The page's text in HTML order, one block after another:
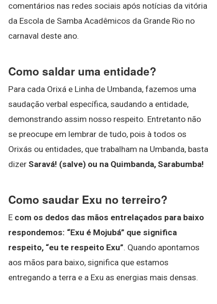
comentários nas redes sociais após notícias da vitória
da Escola de Samba Acadêmicos da Grande Rio no
carnaval deste ano.
Como saldar uma entidade?
Para cada Orixá e Linha de Umbanda, fazemos uma
saudação verbal específica, saudando a entidade,
demonstrando assim nosso respeito. Entretanto não
se preocupe em lembrar de tudo, pois à todos os
Orixás ou entidades, que trabalham na Umbanda, basta
dizer Saravá! (salve) ou na Quimbanda, Sarabumba!
Como saudar Exu no terreiro?
E com os dedos das mãos entrelaçados para baixo
respondemos: “Exu é Mojubá” que significa
respeito, “eu te respeito Exu”. Quando apontamos
aos mãos para baixo, significa que estamos
entregando a terra e a Exu as energias mais densas.